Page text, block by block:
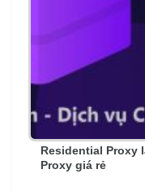
Residential Proxy
Proxy giá rẻ